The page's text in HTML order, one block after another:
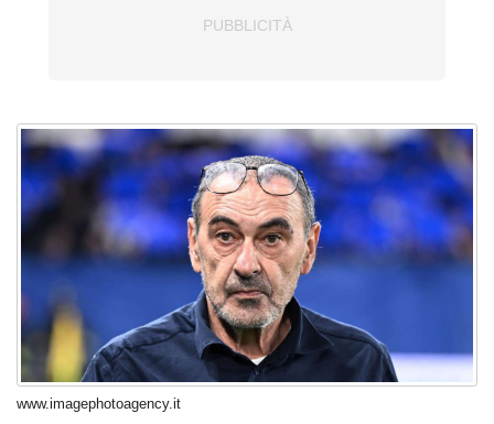
www.imagephotoagency.it